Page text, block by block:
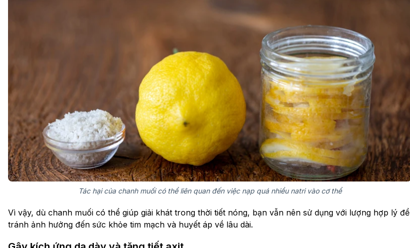
Tác hại của chanh muối có thể liên quan đến việc nạp quá nhiều natri vào cơ thể
Vì vậy, dù chanh muối có thể giúp giải khát trong thời tiết nóng, bạn vẫn nên sử dụng với lượng hợp lý để
tránh ảnh hưởng đến sức khỏe tim mạch và huyết áp về lâu dài.